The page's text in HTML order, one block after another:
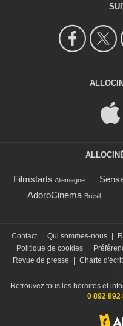
Filmstarts Allemagne
AdoroCinema Brésil
Contact Qui sommes-nous
Politique de cookies
Revue de presse
Charte
Retrouvez tous les horaires et
0 892 892